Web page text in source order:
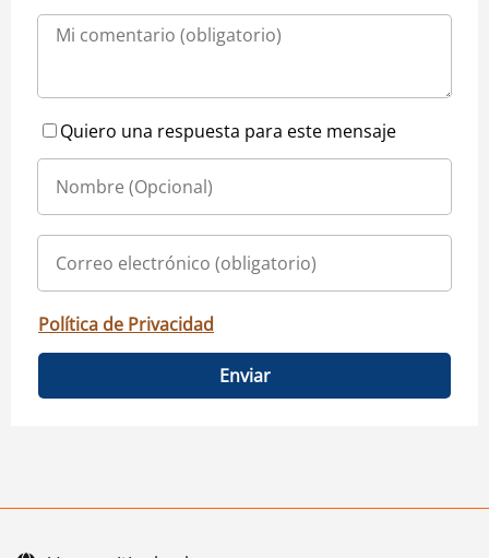
Quiero una respuesta para este mensaje
Política de Privacidad
Enviar